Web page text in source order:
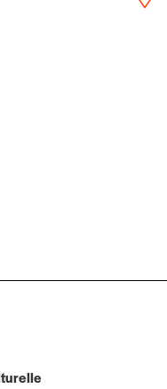
numéro.
recevoir la
choix sur le
7305
le numéro de
paiement
votre